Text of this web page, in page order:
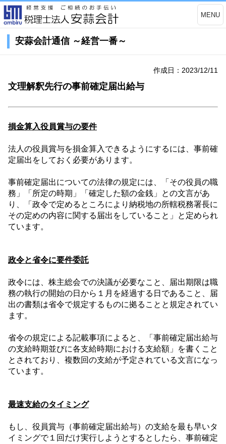
MENU
安蒜会計通信 ～経営一番～
作成日：2023/12/11
文理解釈先行の事前確定届出給与
損金算入役員賞与の要件
法人の役員賞与を損金算入できるようにするには、事前確
定届出をしておく必要があります。
事前確定届出についての法律の規定には、「その役員の職
務」「所定の時期」「確定した額の金銭」との文言があ
り、「政令で定めるところにより納税地の所轄税務署長に
その定めの内容に関する届出をしていること」と定められ
ています。
政令と省令に要件委託
政令には、株主総会での決議が必要なこと、届出期限は職
務の執行の開始の日から１月を経過する日であること、届
出の書類は省令で規定するものに拠ることと規定されてい
ます。
省令の規定による記載事項によると、「事前確定届出給与
の支給時期並びに各支給時期における支給額」を書くこと
とされており、複数回の支給が予定されている文言になっ
ています。
最速支給のタイミング
もし、役員賞与（事前確定届出給与）の支給を最も早いタ
イミングで１回だけ実行しようとするとしたら、事前確定